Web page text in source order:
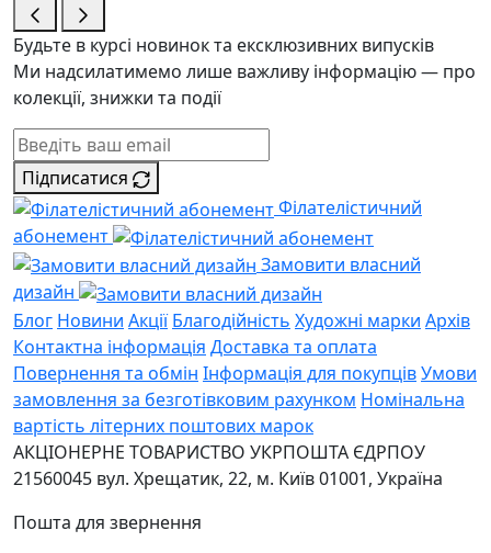
Будьте в курсі новинок та ексклюзивних випусків
Ми надсилатимемо лише важливу інформацію — про
колекції, знижки та події
Підписатися
Філателістичний
абонемент
Замовити власний
дизайн
Блог Новини Акції Благодійність Художні марки Архів
Контактна інформація Доставка та оплата
Повернення та обмін Інформація для покупцівУмови
замовлення за безготівковим рахунком Номінальна
вартість літерних поштових марок
АКЦІОНЕРНЕ ТОВАРИСТВО УКРПОШТА ЄДРПОУ
21560045 вул. Хрещатик, 22, м. Київ01001, Україна
Пошта для звернення